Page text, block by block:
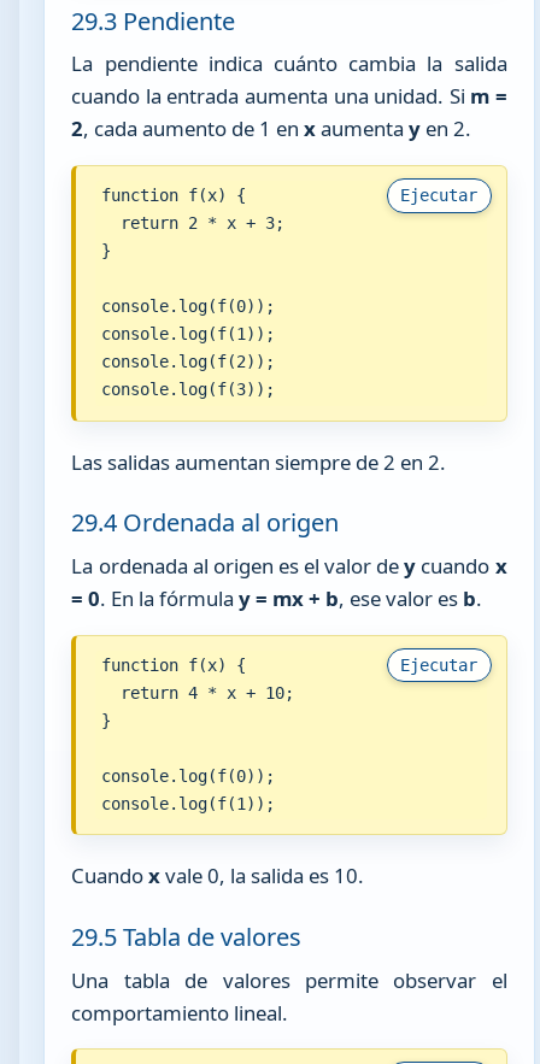
29.3 Pendiente
La pendiente indica cuánto cambia la salida
cuando la entrada aumenta una unidad. Si m =
2, cada aumento de 1 enxaumentay en 2.
Ejecutar
function f(x) {
  return 2 * x + 3;
}
console.log(f(0));
console.log(f(1));
console.log(f(2));
console.log(f(3));
Las salidas aumentan siempre de 2 en 2.
29.4 Ordenada al origen
La ordenada al origen es el valor dey cuando x
= 0. En la fórmulay = mx + b, ese valor es b.
Ejecutar
function f(x) {
  return 4 * x + 10;
}
console.log(f(0));
console.log(f(1));
Cuandoxvale 0, la salida es 10.
29.5 Tabla de valores
Una tabla de valores permite observar el
comportamiento lineal.